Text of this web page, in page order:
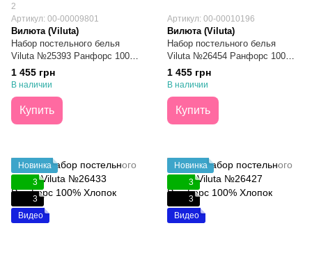
2
Артикул: 00-00009801
Вилюта (Viluta)
Набор постельного белья
Viluta №25393 Ранфорс 100%
Хлопок Семейный
1 455 грн
В наличии
Купить
Артикул: 00-00010196
Вилюта (Viluta)
Набор постельного белья
Viluta №26454 Ранфорс 100%
Хлопок Семейный
1 455 грн
В наличии
Купить
Новинка
3
3
Видео
Новинка
3
3
Видео